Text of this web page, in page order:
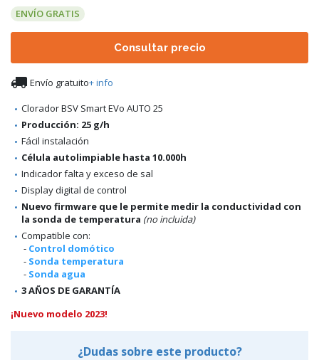
ENVÍO GRATIS
Consultar precio
 Envío gratuito+ info
Clorador BSV Smart EVo AUTO 25
Producción: 25 g/h
Fácil instalación
Célula autolimpiable hasta 10.000h
Indicador falta y exceso de sal
Display digital de control
Nuevo firmware que le permite medir la conductividad con
la sonda de temperatura (no incluida)
Compatible con:
- Control domótico
- Sonda temperatura
- Sonda agua
3 AÑOS DE GARANTÍA
¡Nuevo modelo 2023!
¿Dudas sobre este producto?